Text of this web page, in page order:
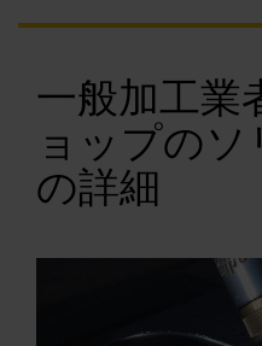
一般加工業
ョップの
の詳細